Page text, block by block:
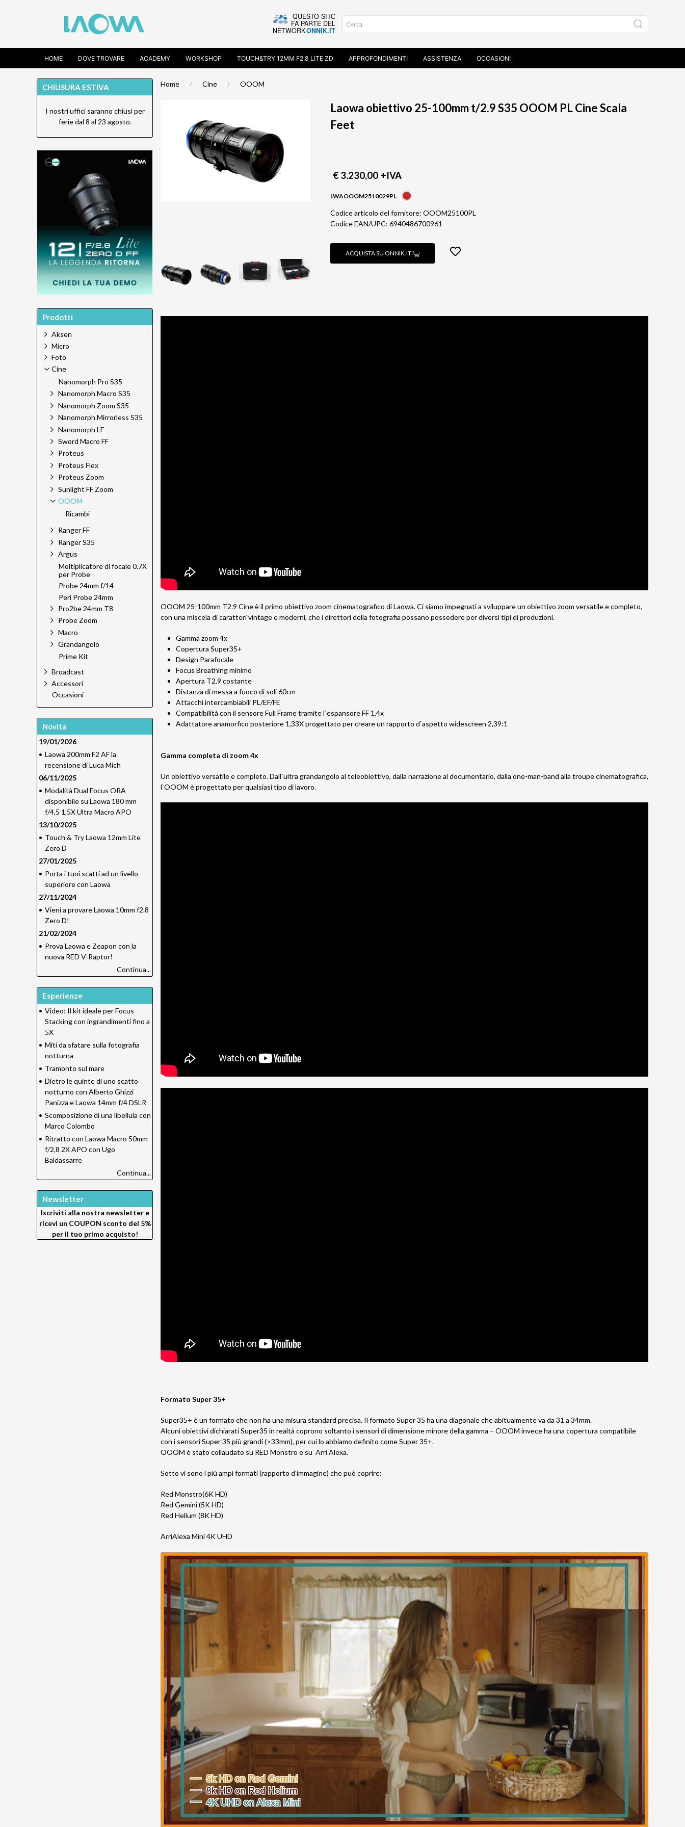
HOME DOVE TROVARE ACADEMY WORKSHOP TOUCH&TRY 12MM F2.8 LITE ZD APPROFONDIMENTI ASSISTENZA OCCASIONI
Home Cine OOOM
Laowa obiettivo 25-100mm t/2.9 S35 OOOM PL Cine Scala
Feet
€ 3.230,00 +IVA
LWAOOOM2510029PL
Codice articolo del fornitore: OOOM25100PL
Codice EAN/UPC: 6940486700961
ACQUISTA SU ONNIK.IT
OOOM 25-100mm T2.9 Cine è il primo obiettivo zoom cinematografico di Laowa. Ci siamo impegnati a sviluppare un obiettivo zoom versatile e completo,
con una miscela di caratteri vintage e moderni, che i direttori della fotografia possano possedere per diversi tipi di produzioni.
Gamma zoom 4x
Copertura Super35+
Design Parafocale
Focus Breathing minimo
Apertura T2.9 costante
Distanza di messa a fuoco di soli 60cm
Attacchi intercambiabili PL/EF/FE
Compatibilità con il sensore Full Frame tramite l`espansore FF 1,4x
Adattatore anamorfico posteriore 1,33X progettato per creare un rapporto d`aspetto widescreen 2,39:1
Gamma completa di zoom 4x
Un obiettivo versatile e completo. Dall`ultra grandangolo al teleobiettivo, dalla narrazione al documentario, dalla one-man-band alla troupe cinematografica,
l`OOOM è progettato per qualsiasi tipo di lavoro.
Formato Super 35+
Super35+ è un formato che non ha una misura standard precisa. Il formato Super 35 ha una diagonale che abitualmente va da 31 a 34mm.
Alcuni obiettivi dichiarati Super35 in realtà coprono soltanto i sensori di dimensione minore della gamma – OOOM invece ha una copertura compatibile
con i sensori Super 35 più grandi (>33mm), per cui lo abbiamo definito come Super 35+.
OOOM è stato collaudato su RED Monstro e su Arri Alexa.
Sotto vi sono i più ampi formati (rapporto d’immagine) che può coprire:
Red Monstro(6K HD)
Red Gemini (5K HD)
Red Helium (8K HD)
ArriAlexa Mini 4K UHD
CHIUSURA ESTIVA
I nostri uffici saranno chiusi per
ferie dal 8 al 23 agosto.
Prodotti
Aksen
Micro
Foto
Cine
Nanomorph Pro S35
Nanomorph Macro S35
Nanomorph Zoom S35
Nanomorph Mirrorless S35
Nanomorph LF
Sword Macro FF
Proteus
Proteus Flex
Proteus Zoom
Sunlight FF Zoom
OOOM
Ricambi
Ranger FF
Ranger S35
Argus
Moltiplicatore di focale 0.7X
per Probe
Probe 24mm f/14
Peri Probe 24mm
Pro2be 24mm T8
Probe Zoom
Macro
Grandangolo
Prime Kit
Broadcast
Accessori
Occasioni
Novità
19/01/2026
• Laowa 200mm F2 AF la
recensione di Luca Mich
06/11/2025
• Modalità Dual Focus ORA
disponibile su Laowa 180 mm
f/4,5 1,5X Ultra Macro APO
13/10/2025
• Touch & Try Laowa 12mm Lite
Zero D
27/01/2025
• Porta i tuoi scatti ad un livello
superiore con Laowa
27/11/2024
• Vieni a provare Laowa 10mm f2.8
Zero D!
21/02/2024
• Prova Laowa e Zeapon con la
nuova RED V-Raptor!
Continua...
Esperienze
• Video: Il kit ideale per Focus
Stacking con ingrandimenti fino a
5X
• Miti da sfatare sulla fotografia
notturna
• Tramonto sul mare
• Dietro le quinte di uno scatto
notturno con Alberto Ghizzi
Panizza e Laowa 14mm f/4 DSLR
• Scomposizione di una libellula con
Marco Colombo
• Ritratto con Laowa Macro 50mm
f/2,8 2X APO con Ugo
Baldassarre
Continua...
Newsletter
Iscriviti alla nostra newsletter e
ricevi un COUPON sconto del 5%
per il tuo primo acquisto!